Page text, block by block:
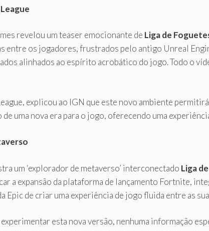
revelou um teaser emocionante de Liga de
entre os jogadores, frustrados pelo antigo Unreal
alinhados ao espírito acrobático do jogo. Todo o
explicou ao IGN que este novo ambiente
uma nova era para o jogo, oferecendo uma
um ‘explorador de metaverso’ interconectado Liga
a expansão da plataforma de lançamento Fortnite,
Epic de criar uma experiência de jogo fluida entre as
esta nova versão, nenhuma informação